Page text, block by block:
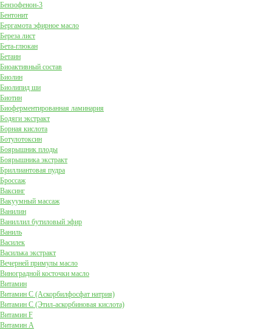
Бензофенон-3
Бентонит
Бергамота эфирное масло
Береза лист
Бета-глюкан
Бетаин
Биоактивный состав
Биолин
Биолипид ши
Биотин
Биоферментированная ламинария
Бодяги экстракт
Борная кислота
Ботулотоксин
Боярышник плоды
Боярышника экстракт
Бриллиантовая пудра
Броссаж
Ваксинг
Вакуумный массаж
Ванилин
Ваниллил бутиловый эфир
Ваниль
Василек
Василька экстракт
Вечерней примулы масло
Виноградной косточки масло
Витамин
Витамин C (Аскорбилфосфат натрия)
Витамин C (Этил-аскорбиновая кислота)
Витамин F
Витамин А